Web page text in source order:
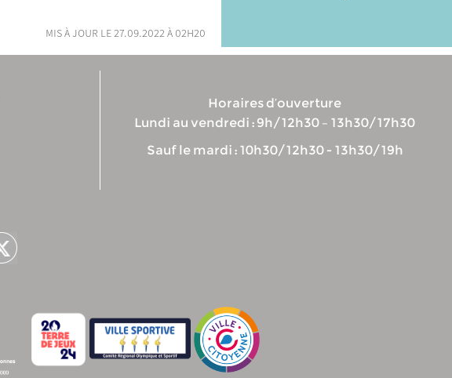
mis à jour le 27.09.2022 à 02h20
Horaires d’ouverture
Lundi au vendredi : 9h/12h30 – 13h30/17h30
Sauf le mardi : 10h30/12h30 - 13h30/19h